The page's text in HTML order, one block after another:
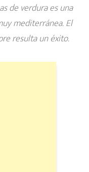
de verduraes una
mediterránea. El
resulta un éxito.